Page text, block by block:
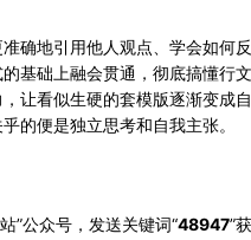
确地引用他人观点、学会如何
基础上融会贯通，彻底搞懂行
让看似生硬的套模版逐渐变成
的便是独立思考和自我主张。
”公众号，发送关键词“48947”